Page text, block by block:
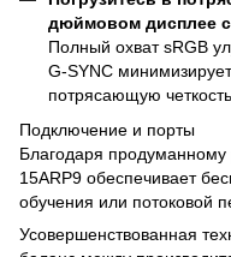
дюймовом дисплее
Полный охват sRGB
G-SYNC
потрясающую
Подключение и порты
Благодаря
15ARP9 обеспечивает
обучения или потоковой
Усовершенствованная